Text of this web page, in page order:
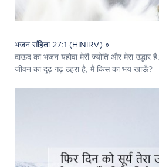
भजन संहिता 27:1 (HINIRV) »
दाऊद का भजन यहोवा मेरी ज्योति और मेरा
जीवन का दृढ़ गढ़ ठहरा है, मैं किस का भय खाऊँ?